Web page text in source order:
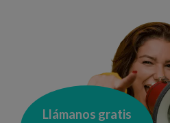
Llámanos gratis